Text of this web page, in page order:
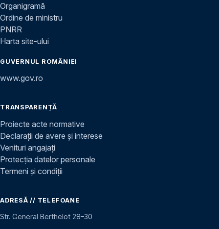
Organigramă
Ordine de ministru
PNRR
Harta site-ului
GUVERNUL ROMÂNIEI
www.gov.ro
TRANSPARENȚĂ
Proiecte acte normative
Declarații de avere și interese
Venituri angajați
Protecția datelor personale
Termeni și condiții
ADRESĂ // TELEFOANE
Str. General Berthelot 28–30